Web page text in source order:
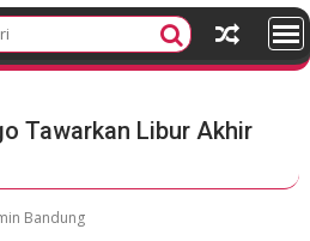
Tawarkan Libur Akhir
Bandung